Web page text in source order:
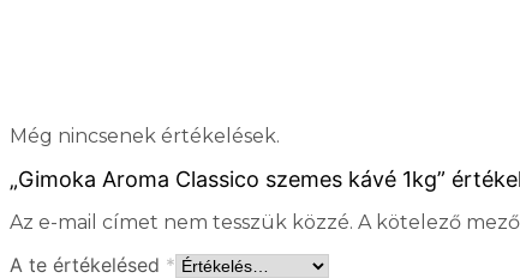
Még nincsenek értékelések.
„Gimoka Aroma Classico szemes kávé 1kg”
Az e-mail címet nem tesszük közzé. A kötelező
A te értékelésed *